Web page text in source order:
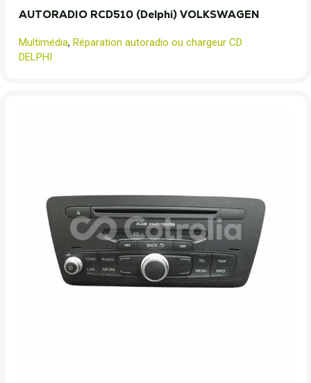
AUTORADIO RCD510 (Delphi) VOLKSWAGEN
Multimédia, Réparation autoradio ou chargeur CD
DELPHI